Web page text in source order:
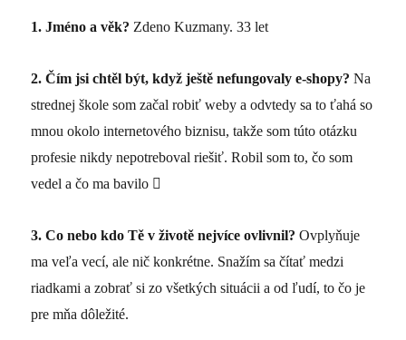
1.Jméno a věk? Zdeno Kuzmany. 33 let
2.Čím jsi chtěl být, když ještě nefungovaly e-shopy?Na
strednej škole som začal robiť weby a odvtedy sa to ťahá so
mnou okolo internetového biznisu, takže som túto otázku
profesie nikdy nepotreboval riešiť. Robil som to, čo som
vedel a čo ma bavilo 
3.Co nebo kdo Tě v životě nejvíce ovlivnil?Ovplyňuje
ma veľa vecí, ale nič konkrétne. Snažím sa čítať medzi
riadkami a zobrať si zo všetkých situácii a od ľudí, to čo je
pre mňa dôležité.